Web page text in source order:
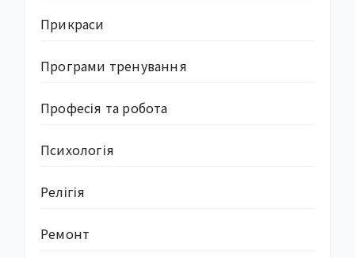
Прикраси
Програми тренування
Професія та робота
Психологія
Релігія
Ремонт